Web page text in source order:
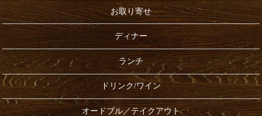
お取り寄せ
ディナー
ランチ
ドリンク/ワイン
オードブル／テイクアウト